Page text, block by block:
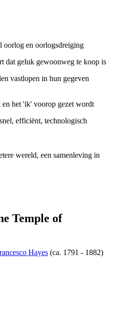
oorlog en oorlogsdreiging
dat geluk gewoonweg te koop is
vastlopen in hun gegeven
het 'ik' voorop gezet wordt
efficiënt, technologisch
wereld, een samenleving in
Temple of
Hayes (ca. 1791 - 1882)